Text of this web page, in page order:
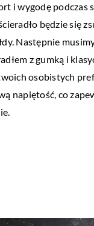
i wygodę
będzie się
Następnie
z gumką i
osobistych
napiętość, co